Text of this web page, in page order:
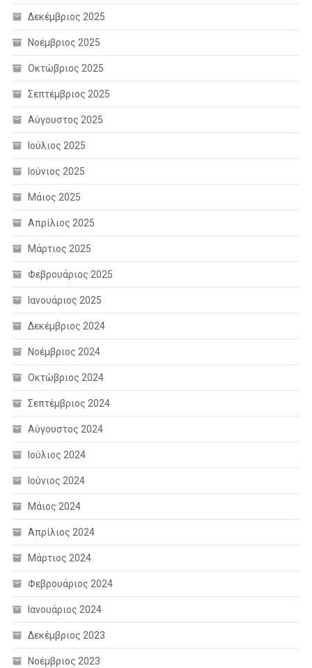
Δεκέμβριος 2025
Νοέμβριος 2025
Οκτώβριος 2025
Σεπτέμβριος 2025
Αύγουστος 2025
Ιούλιος 2025
Ιούνιος 2025
Μάιος 2025
Απρίλιος 2025
Μάρτιος 2025
Φεβρουάριος 2025
Ιανουάριος 2025
Δεκέμβριος 2024
Νοέμβριος 2024
Οκτώβριος 2024
Σεπτέμβριος 2024
Αύγουστος 2024
Ιούλιος 2024
Ιούνιος 2024
Μάιος 2024
Απρίλιος 2024
Μάρτιος 2024
Φεβρουάριος 2024
Ιανουάριος 2024
Δεκέμβριος 2023
Νοέμβριος 2023